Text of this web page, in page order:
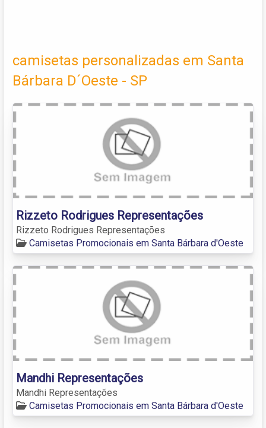
camisetas personalizadas em Santa
Bárbara D´Oeste - SP
Rizzeto Rodrigues Representações
Rizzeto Rodrigues Representações
Camisetas Promocionais em Santa Bárbara d'Oeste
Mandhi Representações
Mandhi Representações
Camisetas Promocionais em Santa Bárbara d'Oeste